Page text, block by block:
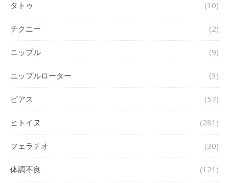
タトゥ (10)
チクニー (2)
ニップル (9)
ニップルローター (3)
ピアス (57)
ヒトイヌ (281)
フェラチオ (30)
体調不良 (121)